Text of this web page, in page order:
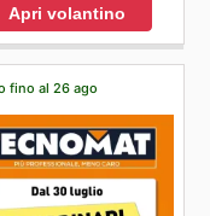
Apri volantino
fino al 26 ago